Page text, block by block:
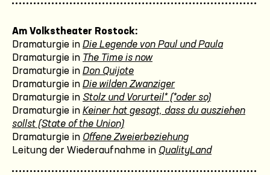
Am Volkstheater Rostock:
Dramaturgie in Die Legende von Paul und Paula
Dramaturgie in The Time is now
Dramaturgie in Don Quijote
Dramaturgie in Die wilden Zwanziger
Dramaturgie in Stolz und Vorurteil* (*oder so)
Dramaturgie in Keiner hat gesagt, dass du ausziehen
sollst (State of the Union)
Dramaturgie in Offene Zweierbeziehung
Leitung der Wiederaufnahme in QualityLand